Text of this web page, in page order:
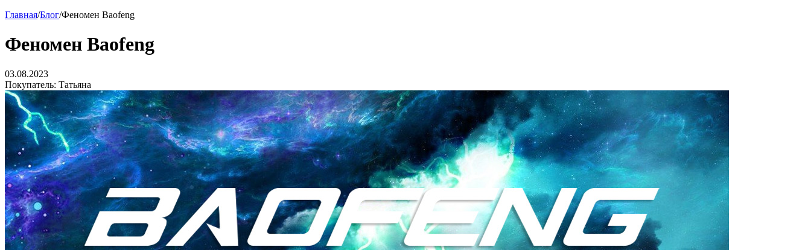
Главная/Блог/Феномен Baofeng
Феномен Baofeng
03.08.2023
Покупатель: Татьяна